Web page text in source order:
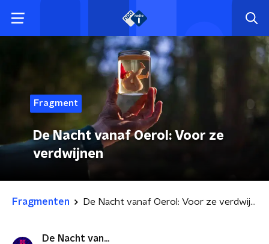
Fragment
De Nacht vanaf Oerol: Voor ze
verdwijnen
Fragmenten De Nacht vanaf Oerol: Voor ze verdwijnen
De Nacht van...